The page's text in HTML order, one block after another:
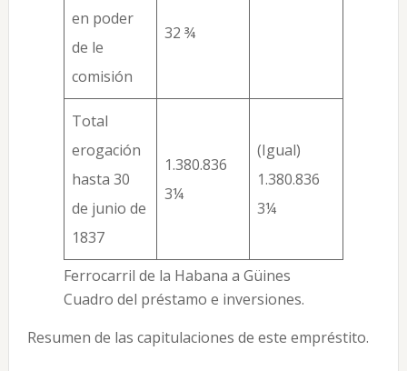
en poder
de le
comisión
32 ¾
Total
erogación
hasta 30
de junio de
1837
1.380.836
3¼
(Igual)
1.380.836
3¼
Ferrocarril de la Habana a Güines
Cuadro del préstamo e inversiones.
Resumen de las capitulaciones de este empréstito.